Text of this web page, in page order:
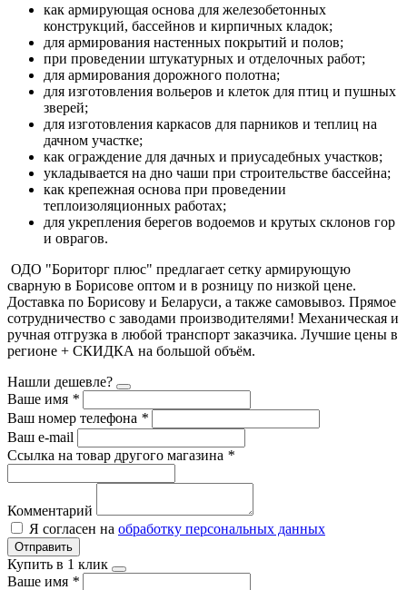
как армирующая основа для железобетонных
конструкций, бассейнов и кирпичных кладок;
для армирования настенных покрытий и полов;
при проведении штукатурных и отделочных работ;
для армирования дорожного полотна;
для изготовления вольеров и клеток для птиц и пушных
зверей;
для изготовления каркасов для парников и теплиц на
дачном участке;
как ограждение для дачных и приусадебных участков;
укладывается на дно чаши при строительстве бассейна;
как крепежная основа при проведении
теплоизоляционных работах;
для укрепления берегов водоемов и крутых склонов гор
и оврагов.
ОДО "Бориторг плюс" предлагает сетку армирующую
сварную в Борисове оптом и в розницу по низкой цене.
Доставка по Борисову и Беларуси, а также самовывоз. Прямое
сотрудничество с заводами производителями! Механическая и
ручная отгрузка в любой транспорт заказчика. Лучшие цены в
регионе + СКИДКА на большой объём.
Нашли дешевле?
Ваше имя *
Ваш номер телефона *
Ваш e-mail
Ссылка на товар другого магазина *
Комментарий
Я согласен на обработку персональных данных
Отправить
Купить в 1 клик
Ваше имя *